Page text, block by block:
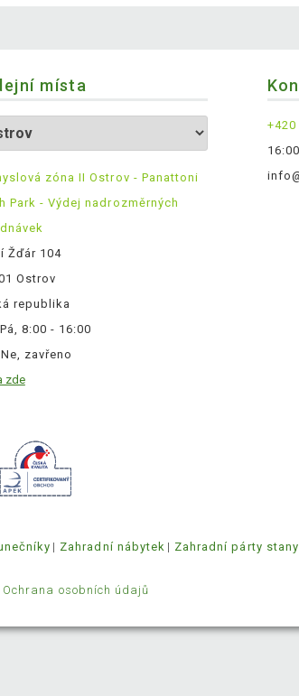
místa
zóna II Ostrov - Panattoni
Park - Výdej nadrozměrných
Žďár 104
Ostrov
republika
8:00 - 16:00
zavřeno
zde
+420
16:00
Zahradní nábytek Zahradní párty stany
Ochrana osobních údajů